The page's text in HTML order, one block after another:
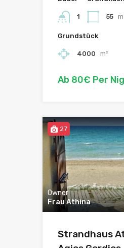
1 55
Grundstück
4000 m²
Ab 80€ Per
27
Owner
Frau Athina
Strandhaus